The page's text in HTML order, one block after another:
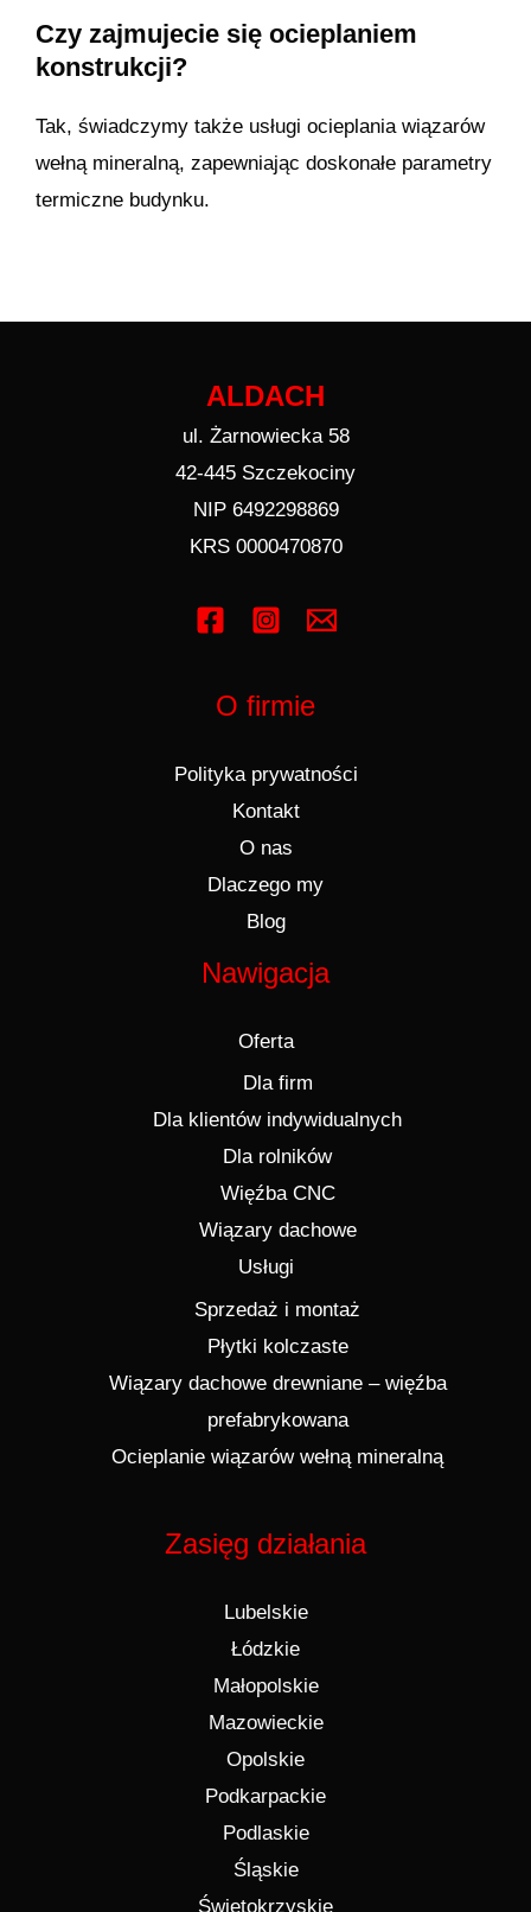
Czy zajmujecie się ocieplaniem
konstrukcji?
Tak, świadczymy także usługi ocieplania wiązarów
wełną mineralną, zapewniając doskonałe parametry
termiczne budynku.
ALDACH
ul. Żarnowiecka 58
42-445 Szczekociny
NIP 6492298869
KRS 0000470870
O firmie
Polityka prywatności
Kontakt
O nas
Dlaczego my
Blog
Nawigacja
Oferta
Dla firm
Dla klientów indywidualnych
Dla rolników
Więźba CNC
Wiązary dachowe
Usługi
Sprzedaż i montaż
Płytki kolczaste
Wiązary dachowe drewniane – więźba
prefabrykowana
Ocieplanie wiązarów wełną mineralną
Zasięg działania
Lubelskie
Łódzkie
Małopolskie
Mazowieckie
Opolskie
Podkarpackie
Podlaskie
Śląskie
Świętokrzyskie